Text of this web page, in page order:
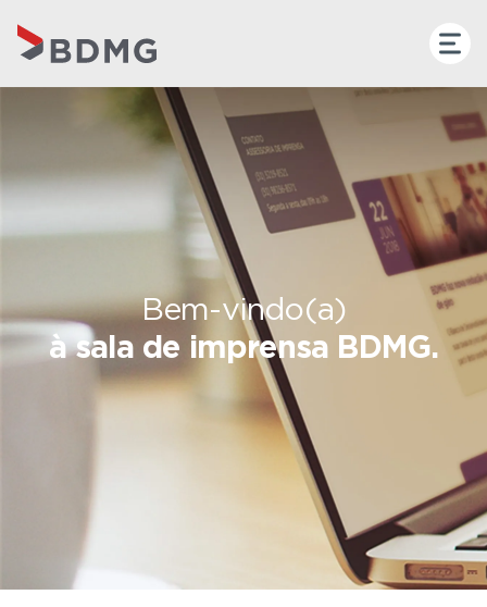
Bem-vindo(a)
à sala de imprensa BDMG.